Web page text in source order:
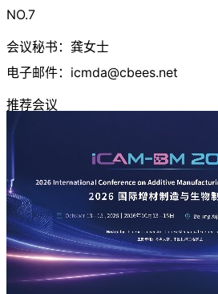
NO.7
会议秘书：龚女士
电子邮件： icmda@cbees.net
推荐会议